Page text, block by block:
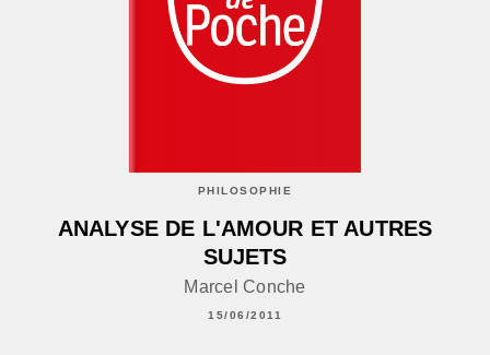
PHILOSOPHIE
ANALYSE DE L'AMOUR ET AUTRES
SUJETS
Marcel Conche
15/06/2011